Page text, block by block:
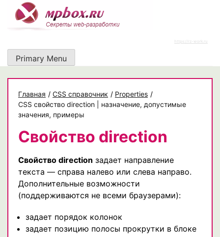
content
https://rz-work.ru
Primary Menu
Главная / CSS справочник / Properties /
CSS свойство direction | назначение, допустимые
значения, примеры
Свойство direction
Свойство direction задает направление
текста — справа налево или слева направо.
Дополнительные возможности
(поддерживаются не всеми браузерами):
задает порядок колонок
задает позицию полосы прокрутки в блоке